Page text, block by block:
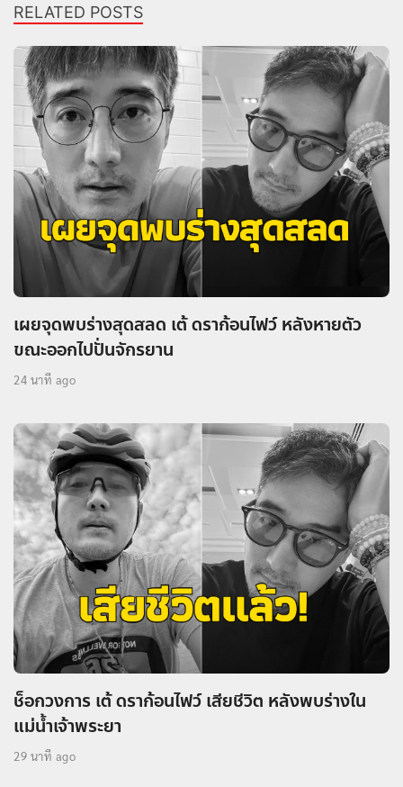
RELATED POSTS
เผยจุดพบร่างสุดสลด เต้ ดราก้อนไฟว์ หลังหายตัว
ขณะออกไปปั่นจักรยาน
24 นาที ago
ช็อกวงการ เต้ ดราก้อนไฟว์ เสียชีวิต หลังพบร่างใน
แม่น้ำเจ้าพระยา
29 นาที ago